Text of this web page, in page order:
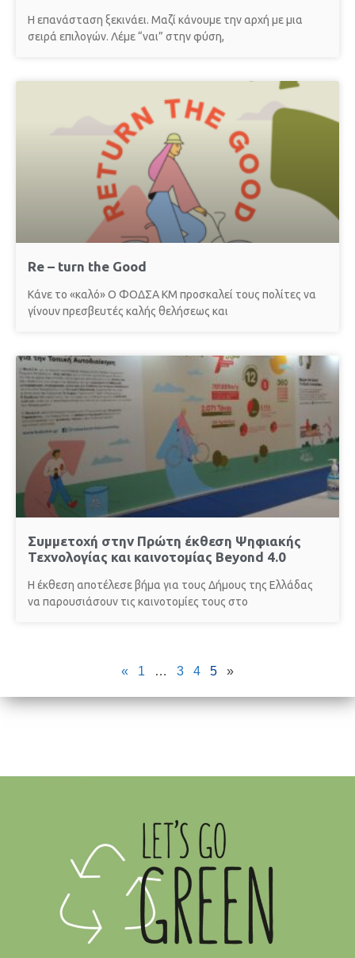
Η επανάσταση ξεκινάει. Μαζί κάνουμε την αρχή με μια
σειρά επιλογών. Λέμε “ναι” στην φύση,
Re – turn the Good
Κάνε το «καλό» Ο ΦΟΔΣΑ ΚΜ προσκαλεί τους πολίτες να
γίνουν πρεσβευτές καλής θελήσεως και
Συμμετοχή στην Πρώτη έκθεση Ψηφιακής
Τεχνολογίας και καινοτομίας Beyond 4.0
Η έκθεση αποτέλεσε βήμα για τους Δήμους της Ελλάδας
να παρουσιάσουν τις καινοτομίες τους στο
« 1 … 3 4 5 »